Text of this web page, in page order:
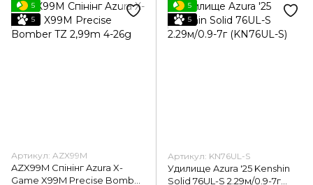
5
5
Артикул: AZX99M
AZX99M Спiнiнг Azura X-
Game X99M Precise Bomber
5
5
Артикул: KN76UL-S
Удилище Azura '25 Kenshin
Solid 76UL-S 2.29м/0.9-7г